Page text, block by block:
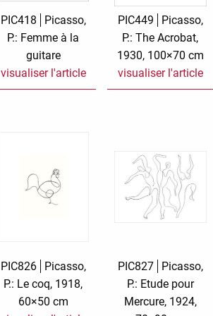
PIC418
Picasso,
P.: Femme à la
guitare
visualiser l'article
PIC449
Picasso,
P.: The Acrobat,
1930, 100×70 cm
visualiser l'article
PIC826
Picasso,
P.: Le coq, 1918,
60×50 cm
PIC827
Picasso,
P.: Etude pour
Mercure, 1924,